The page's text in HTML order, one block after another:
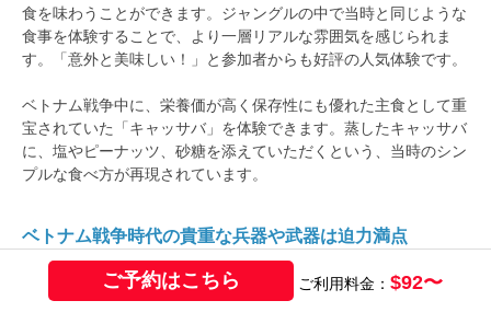
食を味わうことができます。ジャングルの中で当時と同じような
食事を体験することで、より一層リアルな雰囲気を感じられま
す。「意外と美味しい！」と参加者からも好評の人気体験です。
ベトナム戦争中に、栄養価が高く保存性にも優れた主食として重
宝されていた「キャッサバ」を体験できます。蒸したキャッサバ
に、塩やピーナッツ、砂糖を添えていただくという、当時のシン
プルな食べ方が再現されています。
ベトナム戦争時代の貴重な兵器や武器は迫力満点
ご予約はこちら ご利用料金： $92〜